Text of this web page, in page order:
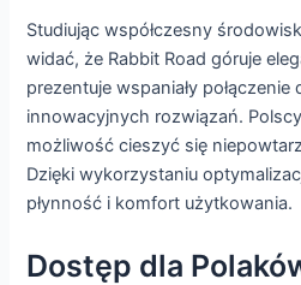
Studiując współczesny
widać, że Rabbit Road góruje
prezentuje wspaniały
innowacyjnych rozwiązań.
możliwość cieszyć się
Dzięki wykorzystaniu
płynność i komfort użytkowania.
Dostęp dla